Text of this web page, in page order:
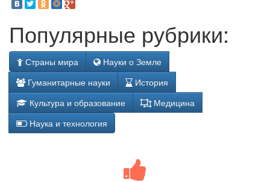
Популярные рубрики:
Страны мира
Науки о Земле
Гуманитарные науки
История
Культура и образование
Медицина
Наука и технология